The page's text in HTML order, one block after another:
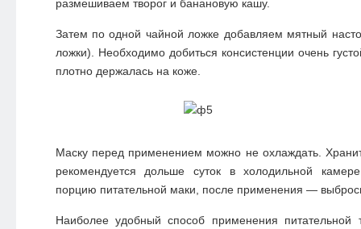
размешиваем творог и банановую кашу.
Затем по одной чайной ложке добавляем мятный
ложки). Необходимо добиться консистенции очень
плотно держалась на коже.
Маску перед применением можно не охлаждать.
рекомендуется дольше суток в холодильной
порцию питательной маки, после применения —
Наиболее удобный способ применения питательной